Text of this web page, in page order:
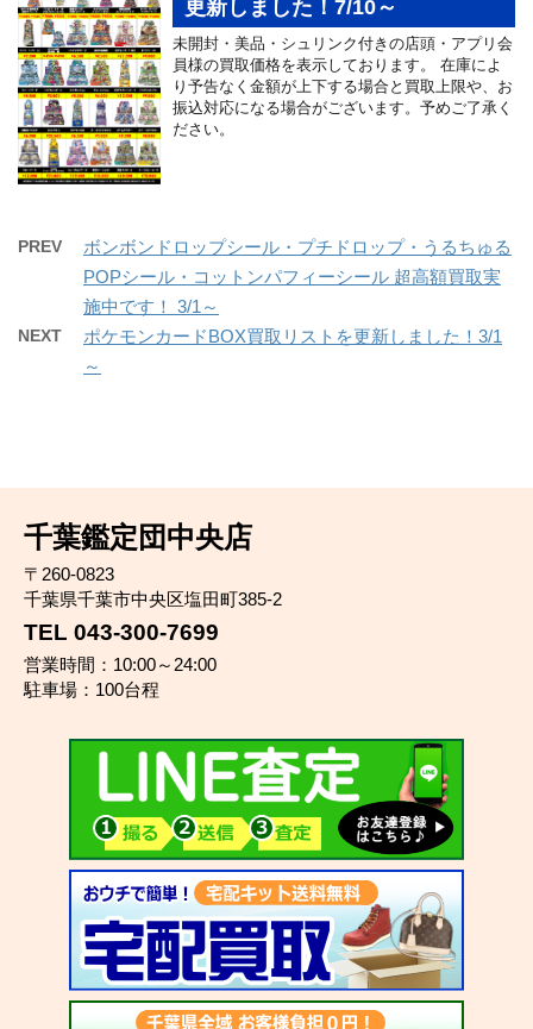
更新しました！7/10～
未開封・美品・シュリンク付きの店頭・アプリ会
員様の買取価格を表示しております。 在庫によ
り予告なく金額が上下する場合と買取上限や、お
振込対応になる場合がございます。予めご了承く
ださい。
PREV
ボンボンドロップシール・プチドロップ・うるちゅる
POPシール・コットンパフィーシール 超高額買取実
施中です！ 3/1～
NEXT
ポケモンカードBOX買取リストを更新しました！3/1
～
千葉鑑定団中央店
〒260-0823
千葉県千葉市中央区塩田町385-2
TEL 043-300-7699
営業時間：10:00～24:00
駐車場：100台程